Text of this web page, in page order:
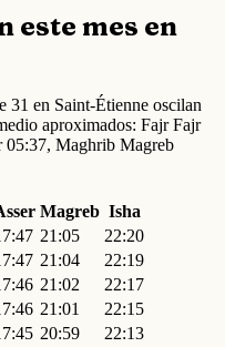
este mes en
31 en Saint-Étienne oscilan
aproximados: Fajr Fajr
05:37, Maghrib Magreb
Magreb Isha
21:05
22:20
21:04
22:19
21:02
22:17
21:01
22:15
20:59
22:13